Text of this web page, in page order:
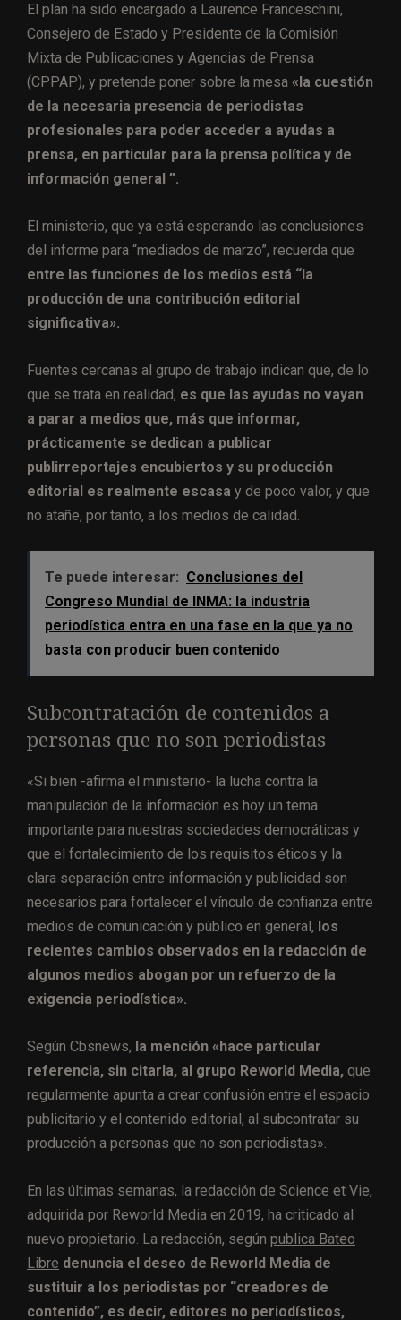
El plan ha sido encargado a Laurence Franceschini,
Consejero de Estado y Presidente de la Comisión
Mixta de Publicaciones y Agencias de Prensa
(CPPAP), y pretende poner sobre la mesa «la cuestión
de la necesaria presencia de periodistas
profesionales para poder acceder a ayudas a
prensa, en particular para la prensa política y de
información general ”.
El ministerio, que ya está esperando las conclusiones
del informe para “mediados de marzo”, recuerda que
entre las funciones de los medios está “la
producción de una contribución editorial
significativa».
Fuentes cercanas al grupo de trabajo indican que, de lo
que se trata en realidad, es que las ayudas no vayan
a parar a medios que, más que informar,
prácticamente se dedican a publicar
publirreportajes encubiertos y su producción
editorial es realmente escasa y de poco valor, y que
no atañe, por tanto, a los medios de calidad.
Te puede interesar: Conclusiones del
Congreso Mundial de INMA: la industria
periodística entra en una fase en la que ya no
basta con producir buen contenido
Subcontratación de contenidos a
personas que no son periodistas
«Si bien -afirma el ministerio- la lucha contra la
manipulación de la información es hoy un tema
importante para nuestras sociedades democráticas y
que el fortalecimiento de los requisitos éticos y la
clara separación entre información y publicidad son
necesarios para fortalecer el vínculo de confianza entre
medios de comunicación y público en general, los
recientes cambios observados en la redacción de
algunos medios abogan por un refuerzo de la
exigencia periodística».
Según Cbsnews, la mención «hace particular
referencia, sin citarla, al grupo Reworld Media, que
regularmente apunta a crear confusión entre el espacio
publicitario y el contenido editorial, al subcontratar su
producción a personas que no son periodistas».
En las últimas semanas, la redacción de Science et Vie,
adquirida por Reworld Media en 2019, ha criticado al
nuevo propietario. La redacción, según publica Bateo
Libre denuncia el deseo de Reworld Media de
sustituir a los periodistas por “creadores de
contenido”, es decir, editores no periodísticos,